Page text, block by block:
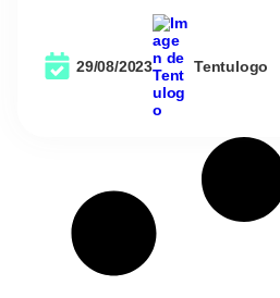
29/08/2023 Tentulogo